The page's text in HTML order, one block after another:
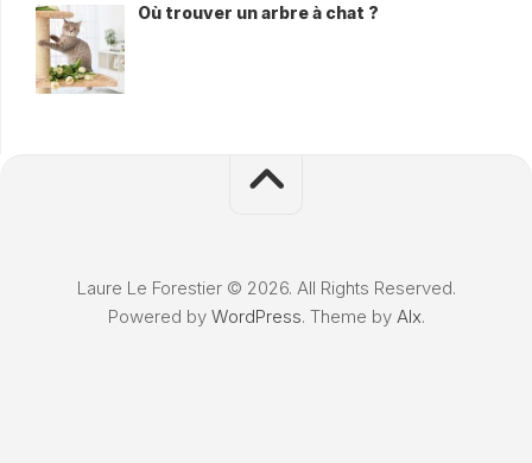
Où trouver un arbre à chat ?
Laure Le Forestier © 2026. All Rights Reserved.
Powered by WordPress. Theme by Alx.